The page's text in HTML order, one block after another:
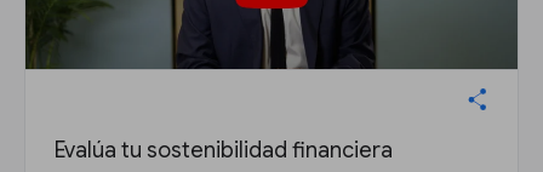
Evalúa tu sostenibilidad financiera